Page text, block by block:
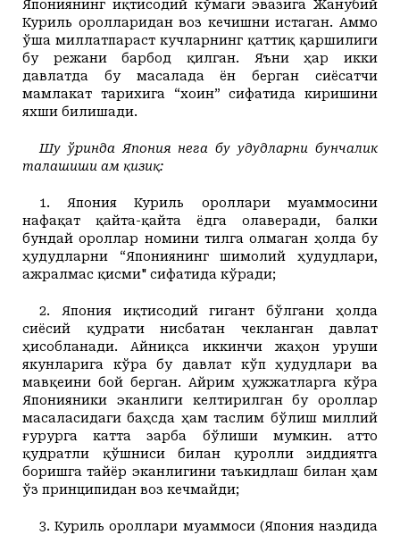
Япониянинг иқтисодий кўмаги эвазига Жанубий
Куриль оролларидан воз кечишни истаган. Аммо
ўша миллатпараст кучларнинг қаттиқ қаршилиги
бу режани барбод қилган. Яъни ҳар икки
давлатда бу масалада ён берган сиёсатчи
мамлакат тарихига “хоин” сифатида киришини
яхши билишади.
Шу ўринда Япония нега бу ҳудудларни бунчалик
талашиши ҳам қизиқ:
1. Япония Куриль ороллари муаммосини
нафақат қайта-қайта ёдга олаверади, балки
бундай ороллар номини тилга олмаган ҳолда бу
ҳудудларни “Япониянинг шимолий ҳудудлари,
ажралмас қисми" сифатида кўради;
2. Япония иқтисодий гигант бўлгани ҳолда
сиёсий қудрати нисбатан чекланган давлат
ҳисобланади. Айниқса иккинчи жаҳон уруши
якунларига кўра бу давлат кўп ҳудудлари ва
мавқеини бой берган. Айрим ҳужжатларга кўра
Японияники эканлиги келтирилган бу ороллар
масаласидаги баҳсда ҳам таслим бўлиш миллий
ғурурга катта зарба бўлиши мумкин. Ҳатто
қудратли қўшниси билан қуролли зиддиятга
боришга тайёр эканлигини таъкидлаш билан ҳам
ўз принципидан воз кечмайди;
3. Куриль ороллари муаммоси (Япония наздида